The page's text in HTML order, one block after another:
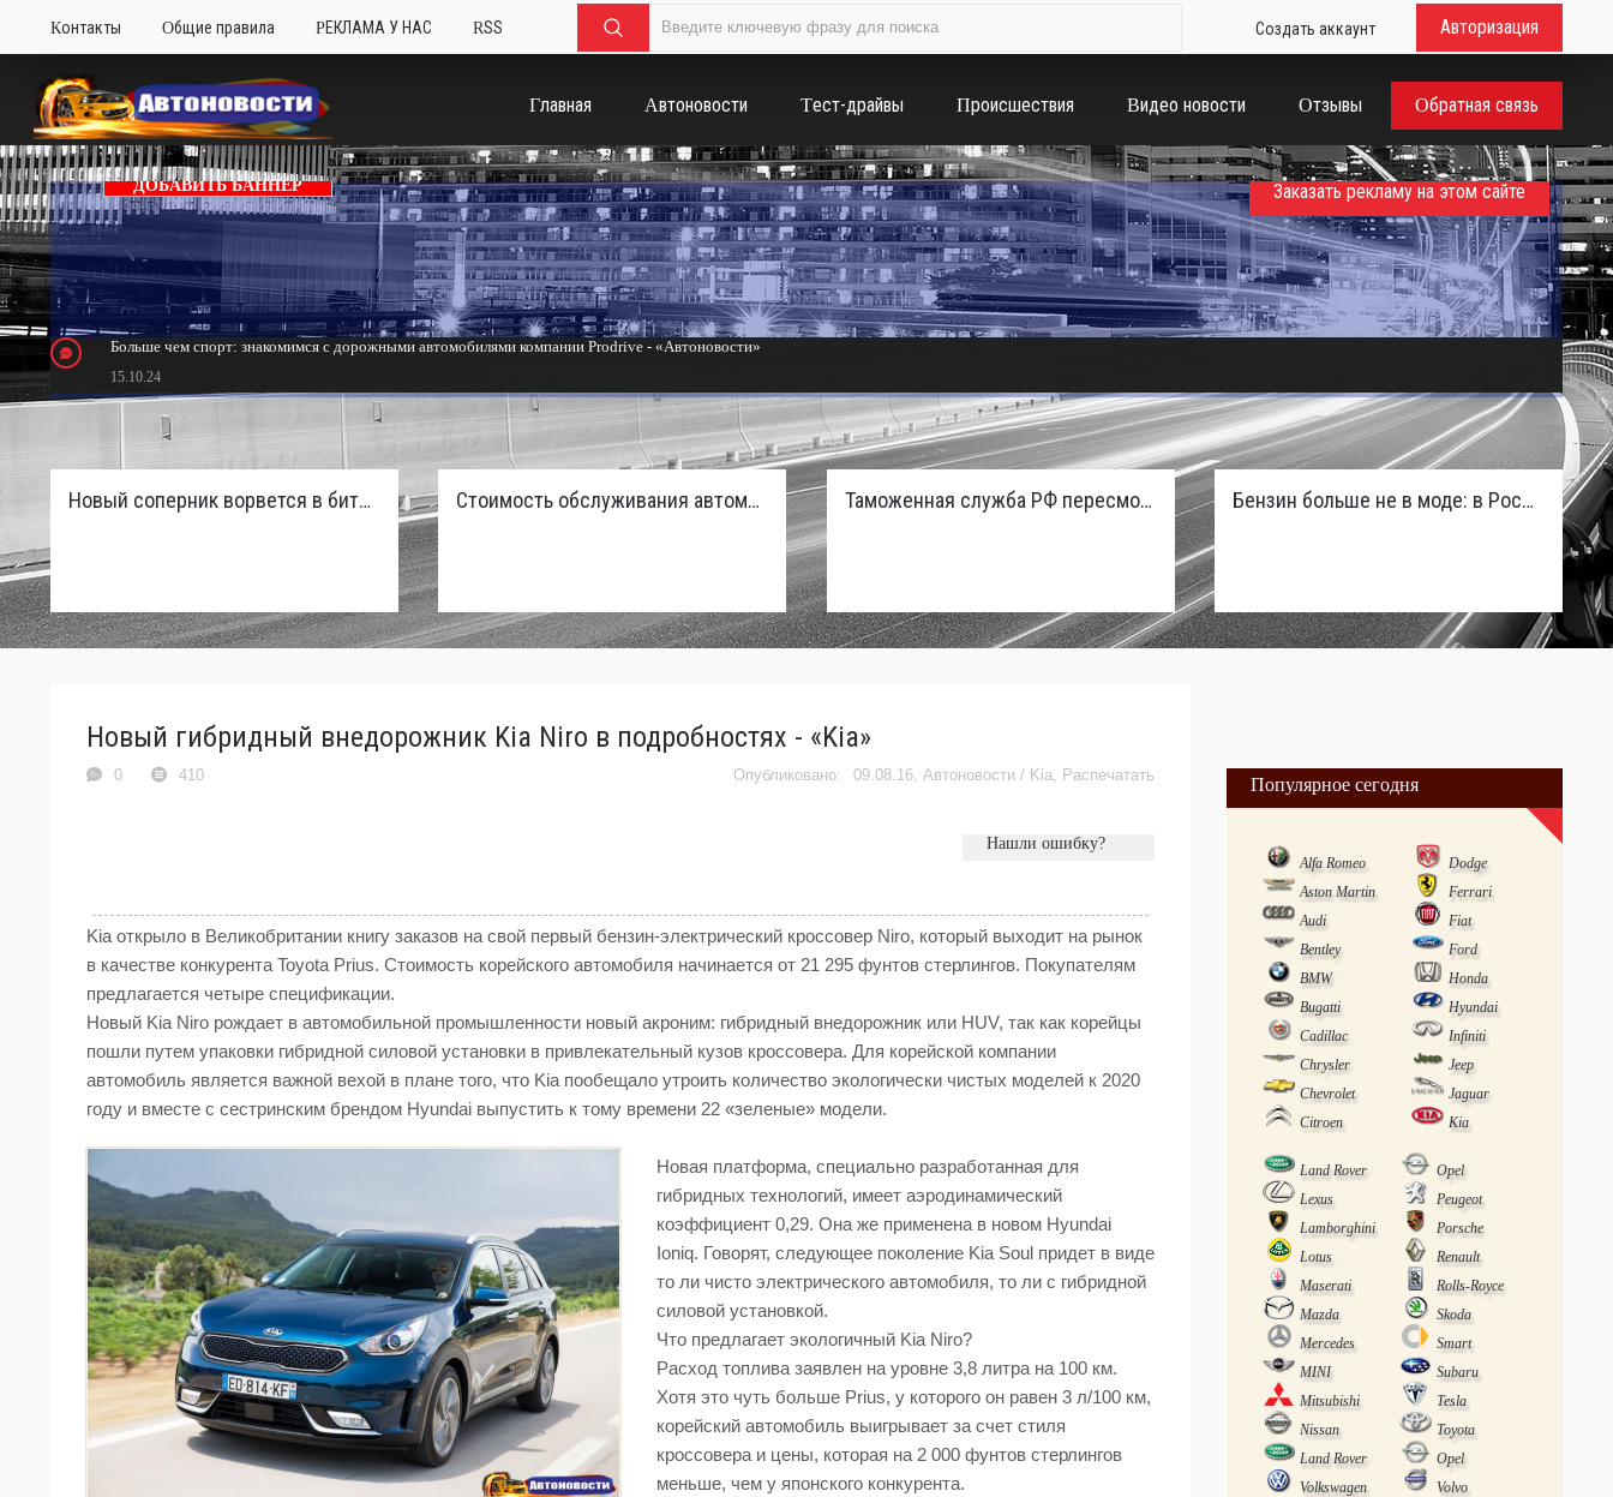
Контакты Общие правила РЕКЛАМА У НАС RSS Создать аккаунт Авторизация
Главная Автоновости Тест-драйвы Происшествия Видео новости Отзывы Обратная связь
ДОБАВИТЬ БАННЕР
Больше чем спорт: знакомимся с дорожными автомобилями компании Prodrive - «Автоновости»
15.10.24
Тюнинг Mitsubishi Eclipse. Самый быстрый передний привод России с бензиновым мотором - «Тюнинг и автоспорт»
Заказать рекламу на этом сайте
Новый соперник ворвется в битву пикапов: Sinotruk S7 с дизелем и 4×4 готовят к старту в России Стоимость обслуживания автомобилей в России вырастет из-за дефицита кадров Таможенная служба РФ пересмотрела правила ввоза машин из ЕАЭС и начисляет пени покупателям Бензин больше не в моде: в России зафиксирован взрывной отказ от двигателей внутреннего сгорания
Новый гибридный внедорожник Kia Niro в подробностях - «Kia»
09.08.16, Автоновости / Kia, Распечатать
0 410
Нашли ошибку?
Kia открыло в Великобритании книгу заказов на свой первый бензин-электрический кроссовер Niro, который выходит на рынок
в качестве конкурента Toyota Prius. Стоимость корейского автомобиля начинается от 21 295 фунтов стерлингов. Покупателям
предлагается четыре спецификации.
Новый Kia Niro рождает в автомобильной промышленности новый акроним: гибридный внедорожник или HUV, так как корейцы
пошли путем упаковки гибридной силовой установки в привлекательный кузов кроссовера. Для корейской компании
автомобиль является важной вехой в плане того, что Kia пообещало утроить количество экологически чистых моделей к 2020
году и вместе с сестринским брендом Hyundai выпустить к тому времени 22 «зеленые» модели.
Новая платформа, специально разработанная для
гибридных технологий, имеет аэродинамический
коэффициент 0,29. Она же применена в новом Hyundai
Ioniq. Говорят, следующее поколение Kia Soul придет в виде
то ли чисто электрического автомобиля, то ли с гибридной
силовой установкой.
Что предлагает экологичный Kia Niro?
Расход топлива заявлен на уровне 3,8 литра на 100 км.
Хотя это чуть больше Prius, у которого он равен 3 л/100 км,
корейский автомобиль выигрывает за счет стиля
кроссовера и цены, которая на 2 000 фунтов стерлингов
меньше, чем у японского конкурента.
Популярное сегодня
Alfa Romeo
Dodge
Aston Martin
Ferrari
Audi
Fiat
Bentley
Ford
BMW
Honda
Bugatti
Hyundai
Cadillac
Infiniti
Chrysler
Jeep
Chevrolet
Jaguar
Citroen
Kia
Land Rover
Opel
Lexus
Peugeot
Lamborghini
Porsche
Lotus
Renault
Maserati
Rolls-Royce
Mazda
Skoda
Mercedes
Smart
MINI
Subaru
Mitsubishi
Tesla
Nissan
Toyota
Land Rover
Opel
Volkswagen
Volvo